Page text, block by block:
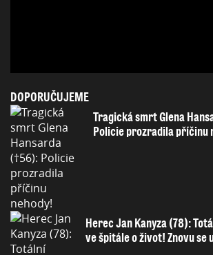
DOPORUČUJEME
Tragická smrt Glena
Policie prozradila příčinu
Herec Jan Kanyza (78):
ve špitále o život! Znovu